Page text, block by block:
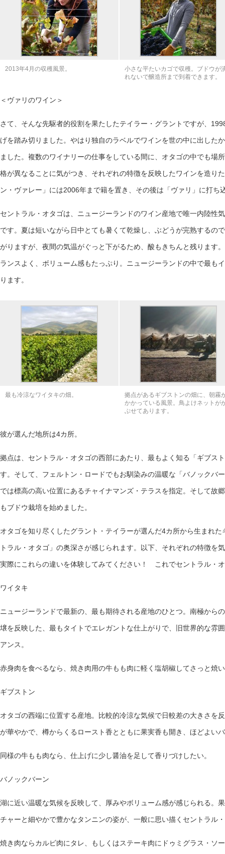
2013年4月の収穫風景。
小さな平たいカゴで収穫。ブドウが
れないで醸造所まで到着できます。
＜ヴァリのワイン＞
さて、そんな先駆者的役割を果たしたテイラー・グラントですが、
げを踏み切りました。やはり独自のラベルでワインを世の中に出した
ました。複数のワイナリーの仕事をしている間に、オタゴの中でも場
格が異なることに気がつき、それぞれの特徴を反映したワインを造り
ン・ヴァレー」には2006年まで籍を置き、その後は「ヴァリ」に打ち
セントラル・オタゴは、ニュージーランドのワイン産地で唯一内陸性
です。夏は短いながら日中とても暑くて乾燥し、ぶどうが完熟するの
がりますが、夜間の気温がぐっと下がるため、酸もきちんと残ります
ランスよく、ボリューム感もたっぷり。ニュージーランドの中で最も
ります。
最も冷涼なワイタキの畑。
拠点があるギブストンの畑に、朝霧
かかっている風景。鳥よけネットが
ぶせてあります。
彼が選んだ地所は4カ所。
拠点は、セントラル・オタゴの西部にあたり、最もよく知る「ギブス
す。そして、フェルトン・ロードでもお馴染みの温暖な「バノックバ
では標高の高い位置にあるチャイナマンズ・テラスを指定。そして故
もブドウ栽培を始めました。
オタゴを知り尽くしたグラント・テイラーが選んだ4カ所から生まれ
トラル・オタゴ」の奥深さが感じられます。以下、それぞれの特徴を
実際にこれらの違いを体験してみてください！ これでセントラル・
ワイタキ
ニュージーランドで最新の、最も期待される産地のひとつ。南極から
壌を反映した、最もタイトでエレガントな仕上がりで、旧世界的な雰
アンス。
赤身肉を食べるなら、焼き肉用の牛もも肉に軽く塩胡椒してさっと焼
ギブストン
オタゴの西端に位置する産地。比較的冷涼な気候で日較差の大きさを
が華やかで、樽からくるロースト香とともに果実香も開き、ほどよい
同様の牛もも肉なら、仕上げに少し醤油を足して香りづけしたい。
バノックバーン
湖に近い温暖な気候を反映して、厚みやボリューム感が感じられる。
チャーと細やかで豊かなタンニンの姿が、一般に思い描くセントラル
焼き肉ならカルビ肉にタレ、もしくはステーキ肉にドゥミグラス・ソ